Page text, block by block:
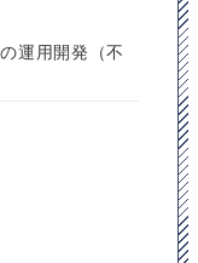
運用開発（不